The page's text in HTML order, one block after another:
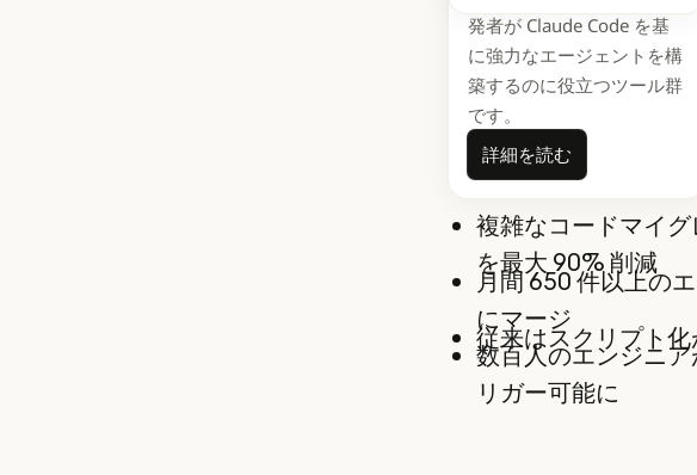
発者が Claude Code を基
に強力なエージェントを構
築するのに役立つツール群
です。
詳細を読む
詳細を読む
Claude
成果
複雑なコードマイ
を最大 90% 削減
月間 650 件以上の
にマージ
従来はスクリプト
数百人のエンジニ
リガー可能に